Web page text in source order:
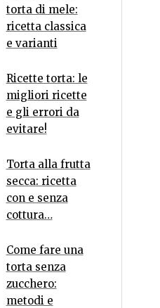
torta di mele:
ricetta classica
e varianti
Ricette torta: le
migliori ricette
e gli errori da
evitare!
Torta alla frutta
secca: ricetta
con e senza
cottura…
Come fare una
torta senza
zucchero:
metodi e